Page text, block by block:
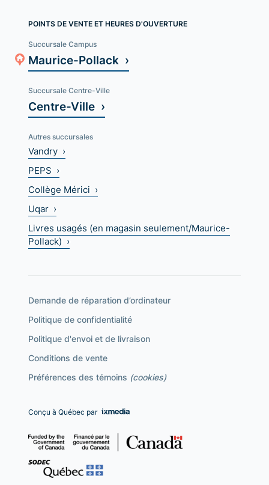
POINTS DE VENTE ET HEURES D'OUVERTURE
Succursale Campus
Maurice-Pollack ›
Succursale Centre-Ville
Centre-Ville ›
Autres succursales
Vandry ›
PEPS ›
Collège Mérici ›
Uqar ›
Livres usagés (en magasin seulement/Maurice-
Pollack) ›
Demande de réparation d’ordinateur
Politique de confidentialité
Politique d'envoi et de livraison
Conditions de vente
Préférences des témoins (cookies)
Conçu à Québec par